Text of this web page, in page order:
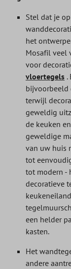
Stel dat je
het
Mosafil veel
voor
vloertegels .
bijvoorbeeld
terwijl
geweldig
de keuken
geweldige
van uw huis
tot
tot modern -
decoratieve
een helder
kasten.
Het
andere